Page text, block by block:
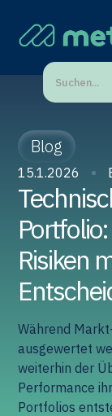
Blog
15.1.2026
Risiken
Während
ausgewertet
weiterhin der
Performance
Portfolios